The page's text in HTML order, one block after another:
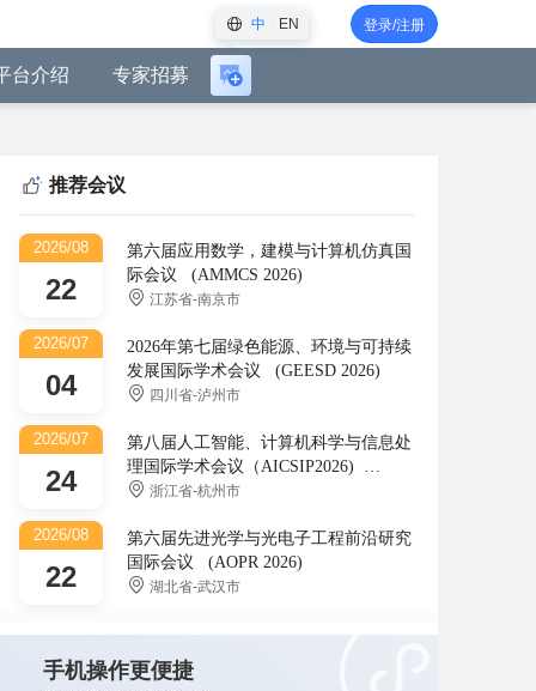
中 EN 登录/注册
台介绍 专家招募
录
建
会
议
推荐会议
2026/08
22
第六届应用数学，建模与计算机仿真国
际会议 (AMMCS 2026)
江苏省-南京市
2026/07
04
2026年第七届绿色能源、环境与可持续
发展国际学术会议 (GEESD 2026)
四川省-泸州市
2026/07
24
第八届人工智能、计算机科学与信息处
理国际学术会议（AICSIP2026)
(AICSIP)
浙江省-杭州市
2026/08
22
第六届先进光学与光电子工程前沿研究
国际会议 (AOPR 2026)
湖北省-武汉市
手机操作更便捷